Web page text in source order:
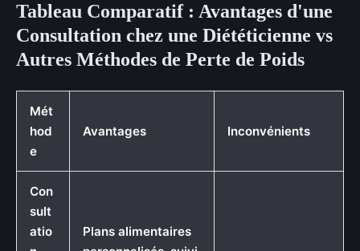
Tableau Comparatif : Avantages d'une
Consultation chez une Diététicienne vs
Autres Méthodes de Perte de Poids
Mét
hod
e
Avantages Inconvénients
Con
sult
atio
Plans alimentaires